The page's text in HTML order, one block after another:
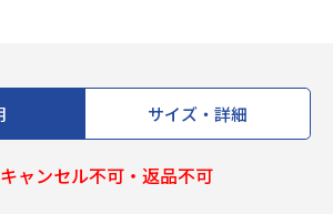
サイズ・詳細
ャンセル不可・返品不可